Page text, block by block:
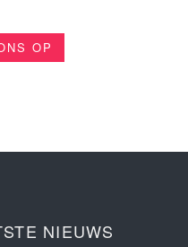
OP
NIEUWS